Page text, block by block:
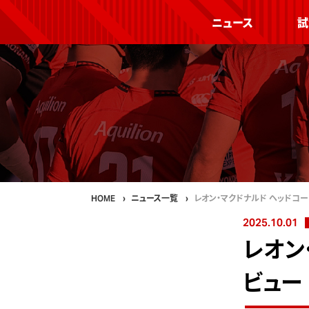
ニュース
HOME ニュース一覧 レオン・マクドナルド ヘッドコ
2025.10.01
レオ
ビュー